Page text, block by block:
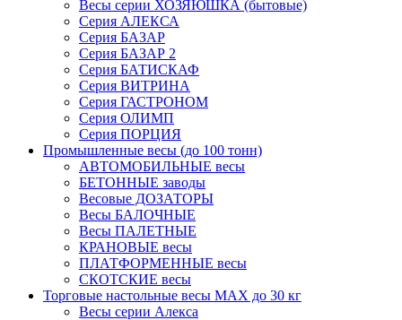
Весы серии ХОЗЯЮШКА (бытовые)
Серия АЛЕКСА
Серия БАЗАР
Серия БАЗАР 2
Серия БАТИСКАФ
Серия ВИТРИНА
Серия ГАСТРОНОМ
Серия ОЛИМП
Серия ПОРЦИЯ
Промышленные весы (до 100 тонн)
АВТОМОБИЛЬНЫЕ весы
БЕТОННЫЕ заводы
Весовые ДОЗАТОРЫ
Весы БАЛОЧНЫЕ
Весы ПАЛЕТНЫЕ
КРАНОВЫЕ весы
ПЛАТФОРМЕННЫЕ весы
СКОТСКИЕ весы
Торговые настольные весы MAX до 30 кг
Весы серии Алекса